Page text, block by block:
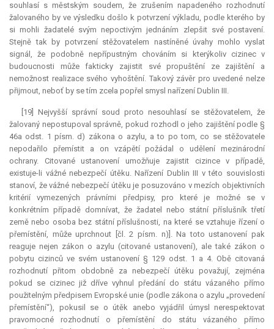
souhlasí s městským soudem, že zrušením napadeného rozhodnutí
žalovaného by ve výsledku došlo k potvrzení výkladu, podle kterého by
si mohli žadatelé svým nepoctivým jednáním zlepšit své postavení.
Stejně tak by potvrzení stěžovatelem nastíněné úvahy mohlo vyslat
signál, že podobně nepřípustným chováním si kterýkoliv cizinec v
budoucnosti může fakticky zajistit své propuštění ze zajištění a
nemožnost realizace svého vyhoštění. Takový závěr pro uvedené nelze
přijmout, neboť by se tím zcela popřel smysl nařízení Dublin III.
[19] Nejvyšší správní soud proto nesouhlasí se stěžovatelem, že
žalovaný nepostupoval správně, pokud rozhodl o jeho zajištění podle §
46a odst. 1 písm. d) zákona o azylu, a to po tom, co se stěžovatele
nepodařilo přemístit a on vzápětí požádal o udělení mezinárodní
ochrany. Citované ustanovení umožňuje zajistit cizince v případě,
existuje-li vážné nebezpečí útěku. Nařízení Dublin III v této souvislosti
stanoví, že vážné nebezpečí útěku je posuzováno v mezích objektivních
kritérií vymezených právními předpisy, pro které je možné se v
konkrétním případě domnívat, že žadatel nebo státní příslušník třetí
země nebo osoba bez státní příslušnosti, na které se vztahuje řízení o
přemístění, může uprchnout [čl. 2 písm. n)]. Na toto ustanovení pak
reaguje nejen zákon o azylu (citované ustanovení), ale také zákon o
pobytu cizinců ve svém ustanovení § 129 odst. 1 a 4. Obě citovaná
rozhodnutí přitom obdobně za nebezpečí útěku považují, zejména
pokud se cizinec již dříve vyhnul předání do státu vázaného přímo
použitelným předpisem Evropské unie (podle zákona o azylu „provedení
přemístění“), pokusil se o útěk anebo vyjádřil úmysl nerespektovat
pravomocné rozhodnutí o přemístění do státu vázaného přímo